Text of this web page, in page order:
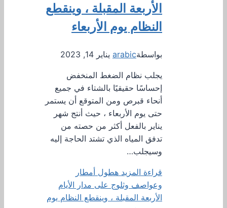
الأربعة المقبلة ، وينقطع
النظام يوم الأربعاء
بواسطةarabic يناير 14, 2023
يجلب نظام الضغط المنخفض
إحساسًا حقيقيًا بالشتاء في جميع
أنحاء قبرص ومن المتوقع أن يستمر
حتى يوم الأربعاء ، حيث أنتج شهر
يناير بالفعل أكثر من حصته من
تدفق المياه الذي تشتد الحاجة إليه
وسيجلب…
قراءة المزيد هطول أمطار
وعواصف وثلوج على مدار الأيام
الأربعة المقبلة ، وينقطع النظام يوم